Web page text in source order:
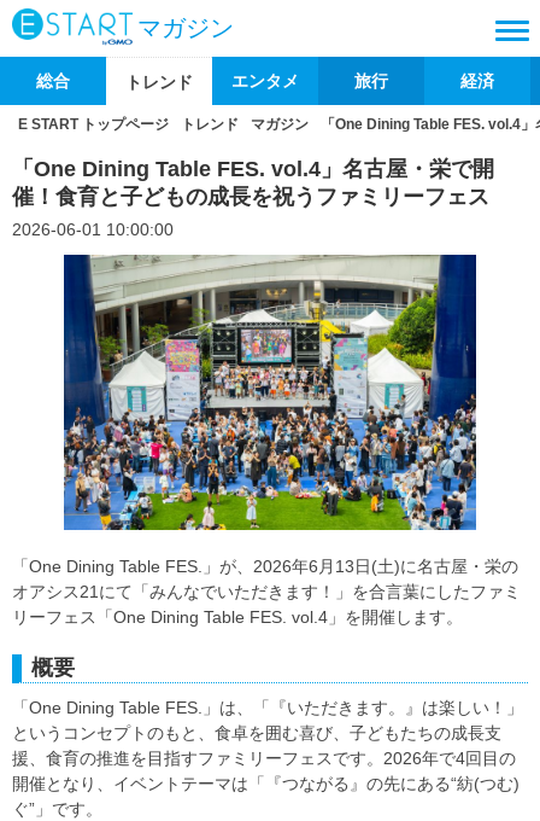
マガジン
総合 トレンド エンタメ 旅行 経済
E START トップページ トレンド マガジン 「One Dining Table FES. vol.4
「One Dining Table FES. vol.4」名古屋・栄で開
催！食育と子どもの成長を祝うファミリーフェス
2026-06-01 10:00:00
「One Dining Table FES.」が、2026年6月13日(土)に名古屋・栄の
オアシス21にて「みんなでいただきます！」を合言葉にしたファミ
リーフェス「One Dining Table FES. vol.4」を開催します。
概要
「One Dining Table FES.」は、「『いただきます。』は楽しい！」
というコンセプトのもと、食卓を囲む喜び、子どもたちの成長支
援、食育の推進を目指すファミリーフェスです。2026年で4回目の
開催となり、イベントテーマは「『つながる』の先にある“紡(つむ)
ぐ”」です。